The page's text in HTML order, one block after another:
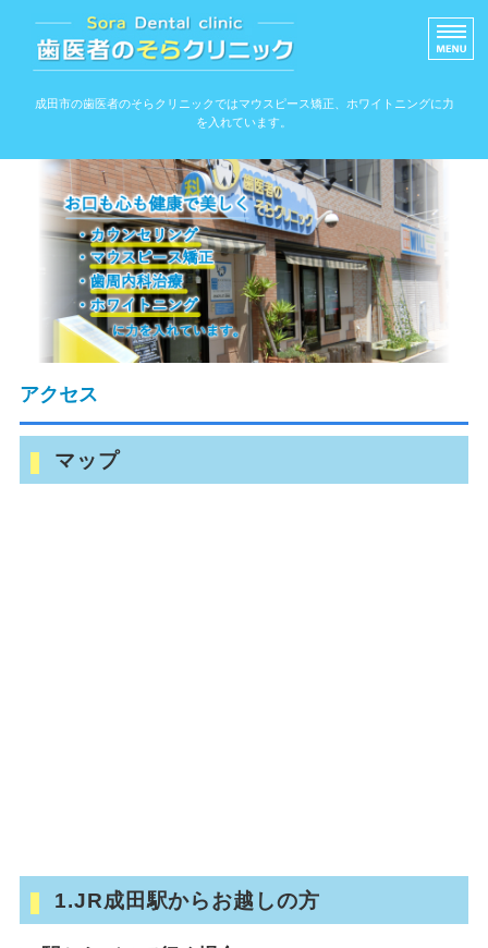
信頼できる歯医者の
成田市の歯医者のそらクリニックではマウスピース矯正、ホワイトニングに力
を入れています。
ホーム
院内ツアー
アクセス
スタッフ紹介
アクセス
マップ
1.JR成田駅からお越しの方